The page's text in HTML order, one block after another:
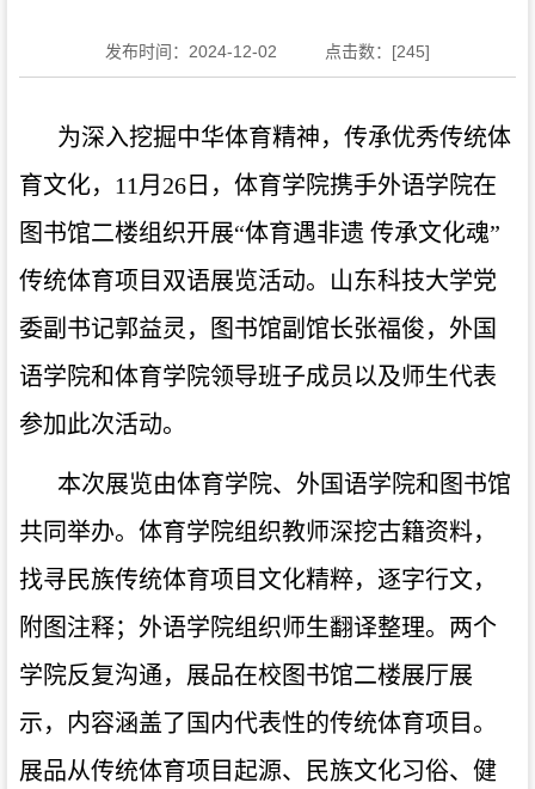
发布时间：2024-12-02 点击数：[245]
为深入挖掘中华体育精神，传承优秀传统体
育文化， 11月26日，体育学院携手外语学院在
图书馆二楼组织开展“体育遇非遗 传承文化魂”
传统体育项目双语展览活动。山东科技大学党
委副书记郭益灵，图书馆副馆长张福俊，外国
语学院和体育学院领导班子成员以及师生代表
参加此次活动。
本次展览由体育学院、外国语学院和图书馆
共同举办。体育学院组织教师深挖古籍资料，
找寻民族传统体育项目文化精粹，逐字行文，
附图注释；外语学院组织师生翻译整理。两个
学院反复沟通，展品在校图书馆二楼展厅展
示，内容涵盖了国内代表性的传统体育项目。
展品从传统体育项目起源、民族文化习俗、健